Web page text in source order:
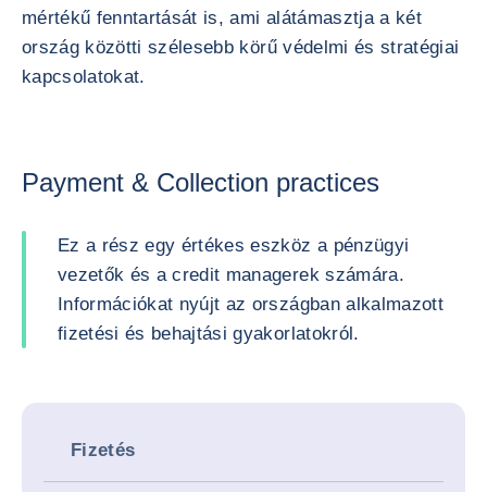
mértékű fenntartását is, ami alátámasztja a két
ország közötti szélesebb körű védelmi és stratégiai
kapcsolatokat.
Payment & Collection practices
Ez a rész egy értékes eszköz a pénzügyi
vezetők és a credit managerek számára.
Információkat nyújt az országban alkalmazott
fizetési és behajtási gyakorlatokról.
Fizetés